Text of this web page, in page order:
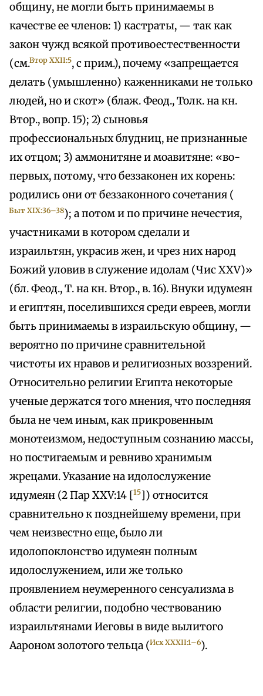
общину, не могли быть принимаемы в
качестве ее членов: 1) кастраты, — так как
закон чужд всякой противоестественности
(см.Втор XXII:5, с прим.), почему «запрещается
делать (умышленно) каженниками не только
людей, но и скот» (блаж. Феод., Толк. на кн.
Втор., вопр. 15); 2) сыновья
профессиональных блудниц, не признанные
их отцом; 3) аммонитяне и моавитяне: «во-
первых, потому, что беззаконен их корень:
родились они от беззаконного сочетания (
Быт XIX:36–38); а потом и по причине нечестия,
участниками в котором сделали и
израильтян, украсив жен, и чрез них народ
Божий уловив в служение идолам (Чис XXV)»
(бл. Феод., Т. на кн. Втор., в. 16). Внуки идумеян
и египтян, поселившихся среди евреев, могли
быть принимаемы в израильскую общину, —
вероятно по причине сравнительной
чистоты их нравов и религиозных воззрений.
Относительно религии Египта некоторые
ученые держатся того мнения, что последняя
была не чем иным, как прикровенным
монотеизмом, недоступным сознанию массы,
но постигаемым и ревниво хранимым
жрецами. Указание на идолослужение
идумеян (2 Пар XXV:14 [15]) относится
сравнительно к позднейшему времени, при
чем неизвестно еще, было ли
идолопоклонство идумеян полным
идолослужением, или же только
проявлением неумеренного сенсуализма в
области религии, подобно чествованию
израильтянами Иеговы в виде вылитого
Аароном золотого тельца (Исх XXXII:1–6).